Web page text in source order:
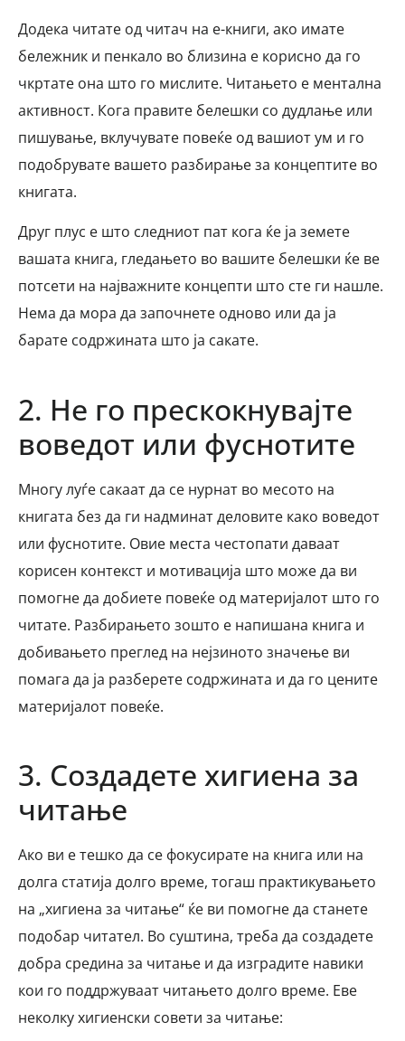
Додека читате од читач на е-книги, ако имате
бележник и пенкало во близина е корисно да го
чкртате она што го мислите. Читањето е ментална
активност. Кога правите белешки со дудлање или
пишување, вклучувате повеќе од вашиот ум и го
подобрувате вашето разбирање за концептите во
книгата.
Друг плус е што следниот пат кога ќе ја земете
вашата книга, гледањето во вашите белешки ќе ве
потсети на најважните концепти што сте ги нашле.
Нема да мора да започнете одново или да ја
барате содржината што ја сакате.
2. Не го прескокнувајте
воведот или фуснотите
Многу луѓе сакаат да се нурнат во месото на
книгата без да ги надминат деловите како воведот
или фуснотите. Овие места честопати даваат
корисен контекст и мотивација што може да ви
помогне да добиете повеќе од материјалот што го
читате. Разбирањето зошто е напишана книга и
добивањето преглед на нејзиното значење ви
помага да ја разберете содржината и да го цените
материјалот повеќе.
3. Создадете хигиена за
читање
Ако ви е тешко да се фокусирате на книга или на
долга статија долго време, тогаш практикувањето
на „хигиена за читање“ ќе ви помогне да станете
подобар читател. Во суштина, треба да создадете
добра средина за читање и да изградите навики
кои го поддржуваат читањето долго време. Еве
неколку хигиенски совети за читање: